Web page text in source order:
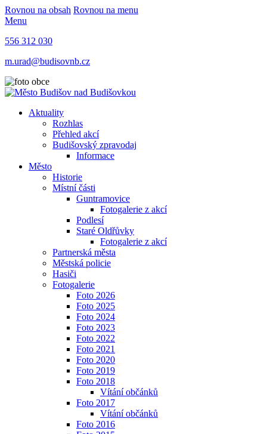
Rovnou na obsah Rovnou na menu
Menu
556 312 030
m.urad@budisovnb.cz
Aktuality
Rozhlas
Přehled akcí
Budišovský zpravodaj
Informace
Město
Historie
Místní části
Guntramovice
Fotogalerie z akcí
Podlesí
Staré Oldřůvky
Fotogalerie z akcí
Partnerská města
Městská policie
Hasiči
Fotogalerie
Foto 2026
Foto 2025
Foto 2024
Foto 2023
Foto 2022
Foto 2021
Foto 2020
Foto 2019
Foto 2018
Vítání občánků
Foto 2017
Vítání občánků
Foto 2016